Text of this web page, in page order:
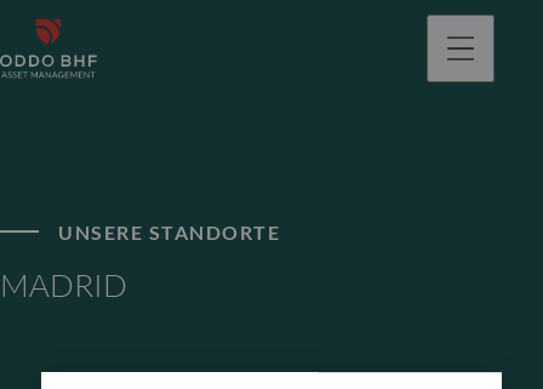
UNSERE STANDORTE
MADRID